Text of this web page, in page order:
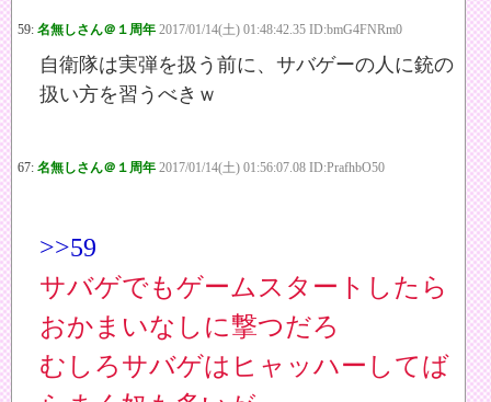
59: 名無しさん＠１周年 2017/01/14(土) 01:48:42.35 ID:bmG4FNRm0
自衛隊は実弾を扱う前に、サバゲーの人に銃の
扱い方を習うべきｗ
67: 名無しさん＠１周年 2017/01/14(土) 01:56:07.08 ID:PrafhbO50
>>59
サバゲでもゲームスタートしたら
おかまいなしに撃つだろ
むしろサバゲはヒャッハーしてば